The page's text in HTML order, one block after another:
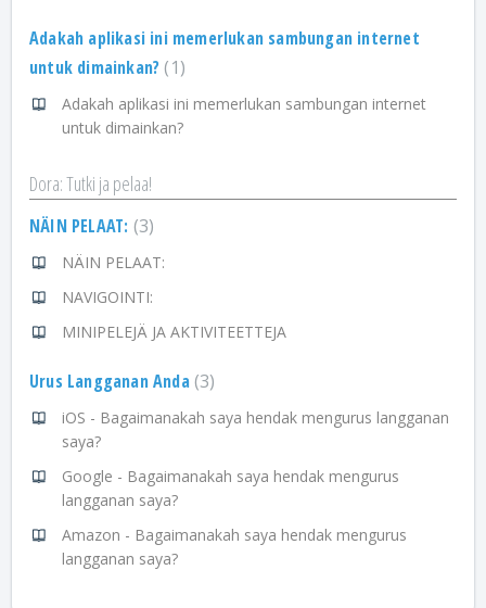
Adakah aplikasi ini memerlukan sambungan internet
untuk dimainkan? 1
Adakah aplikasi ini memerlukan sambungan internet
untuk dimainkan?
Dora: Tutki ja pelaa!
NÄIN PELAAT: 3
NÄIN PELAAT:
NAVIGOINTI:
MINIPELEJÄ JA AKTIVITEETTEJA
Urus Langganan Anda 3
iOS - Bagaimanakah saya hendak mengurus langganan
saya?
Google - Bagaimanakah saya hendak mengurus
langganan saya?
Amazon - Bagaimanakah saya hendak mengurus
langganan saya?